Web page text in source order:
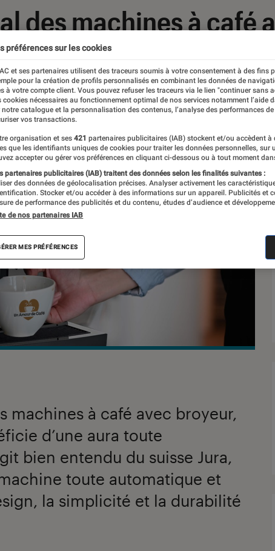
des machines à café
Ferreol
machines à café avec broyeur,
d’une aura toute
bien entendu du suisse Jura,
toute automatique et
la simplicité et la durabilité
préférences sur les cookies
et ses partenaires utilisent des traceurs soumis à votre consentement à des fins
pour la création de profils personnalisés en combinant les données de
à votre compte client. Vous pouvez refuser les traceurs via le lien "continuer sans
cookies nécessaires au fonctionnement optimal de nos services notamment l’aide
notre catalogue et la personnalisation des contenus, l’analyse des performances
vos transactions.
organisation et ses 421 partenaires publicitaires (IAB) stockent et/ou accèdent à
que les identifiants uniques de cookies pour traiter les données personnelles, sur
accepter ou gérer vos préférences en cliquant ci-dessous ou à tout moment
partenaires publicitaires (IAB) traitent des données selon les finalités suivantes :
des données de géolocalisation précises. Analyser activement les
Stocker et/ou accéder à des informations sur un appareil. Publicités et
de performance des publicités et du contenu, études d’audience et
de nos partenaires IAB
MES PRÉFÉRENCES